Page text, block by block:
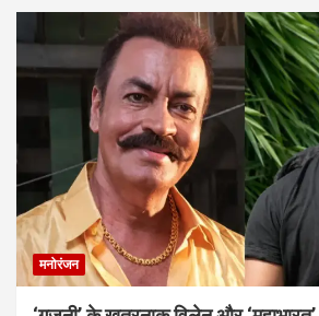
मनोरंजन